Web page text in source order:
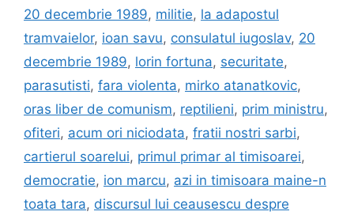
20 decembrie 1989, militie, la adapostul
tramvaielor, ioan savu, consulatul iugoslav, 20
decembrie 1989, lorin fortuna, securitate,
parasutisti, fara violenta, mirko atanatkovic,
oras liber de comunism, reptilieni, prim ministru,
ofiteri, acum ori niciodata, fratii nostri sarbi,
cartierul soarelui, primul primar al timisoarei,
democratie, ion marcu, azi in timisoara maine-n
toata tara, discursul lui ceausescu despre